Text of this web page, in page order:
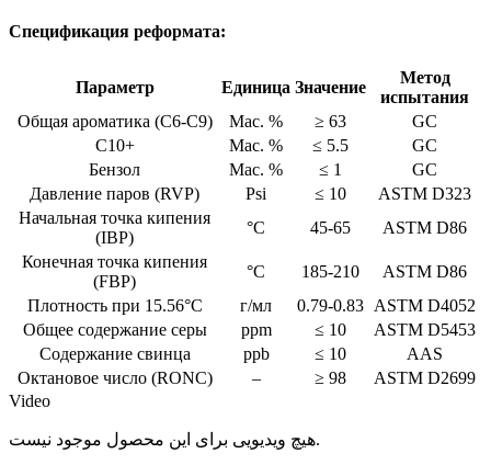
Спецификация реформата:
Параметр Единица Значение
Метод
испытания
Общая ароматика (C6-C9)
Мас. % ≥ 63
GC
C10+
Мас. % ≤ 5.5
GC
Бензол
Мас. % ≤ 1
GC
Давление паров (RVP)
Psi ≤ 10
ASTM D323
Начальная точка кипения
(IBP)
°C 45-65
ASTM D86
Конечная точка кипения
(FBP)
°C 185-210
ASTM D86
Плотность при 15.56°C
г/мл 0.79-0.83 ASTM D4052
Общее содержание серы
ppm ≤ 10
ASTM D5453
Содержание свинца
ppb ≤ 10
AAS
Октановое число (RONC)
– ≥ 98
ASTM D2699
Video
هیچ ویدیویی برای این محصول موجود نیست.